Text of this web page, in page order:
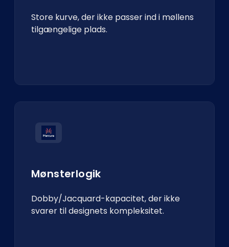
Store kurve, der ikke passer ind i møllens
tilgængelige plads.
Mønsterlogik
Dobby/Jacquard-kapacitet, der ikke
svarer til designets kompleksitet.